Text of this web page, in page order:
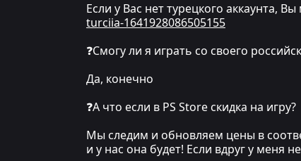
Если у Вас нет турецкого аккаунта,
turciia-1641928086505155
❓Смогу ли я играть со своего
Да, конечно
❓А что если в PS Store скидка на игру?
Мы следим и обновляем цены в
и у нас она будет! Если вдруг у меня